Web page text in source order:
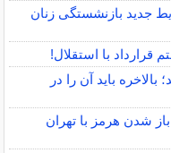
جدید بازنشستگی زنان
قرارداد با استقلال!
باید آن را در
شدن هرمز با تهران